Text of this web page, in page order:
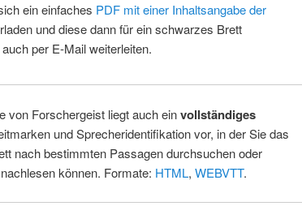
ein einfaches PDF mit einer Inhaltsangabe der
und diese dann für ein schwarzes Brett
per E-Mail weiterleiten.
von Forschergeist liegt auch einvollständiges
und Sprecheridentifikation vor, in der Sie das
nach bestimmten Passagen durchsuchen oder
können. Formate: HTML, WEBVTT.